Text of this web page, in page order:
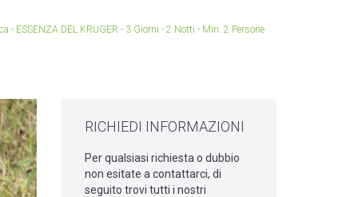
- ESSENZA DEL KRUGER - 3 Giorni - 2 Notti - Min. 2 Persone
RICHIEDI INFORMAZIONI
Per qualsiasi richiesta o dubbio
non esitate a contattarci, di
seguito trovi tutti i nostri